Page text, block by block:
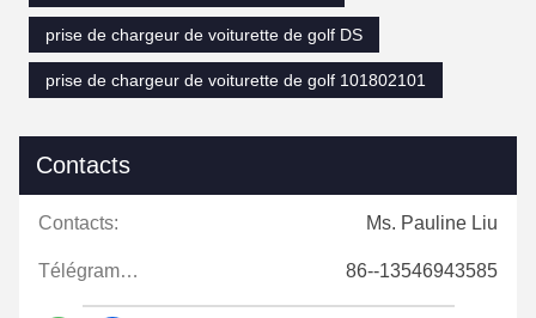
prise de chargeur de voiturette de golf DS
prise de chargeur de voiturette de golf 101802101
Contacts
Contacts: Ms. Pauline Liu
Télégramme: 86--13546943585